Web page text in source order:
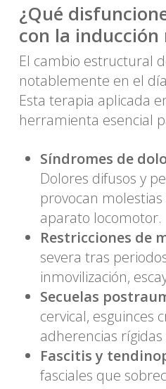
¿Qué
con la inducción
El cambio estructural
notablemente en el
Esta terapia aplicada
herramienta esencial
Síndromes de
Dolores difusos y
provocan
aparato locomotor.
Restricciones de
severa tras
inmovilización,
Secuelas
cervical, esguinces
adherencias rígidas
Fascitis y
fasciales que